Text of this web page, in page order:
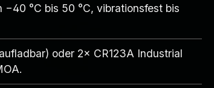
°C bis 50 °C, vibrationsfest bis
oder 2× CR123A Industrial